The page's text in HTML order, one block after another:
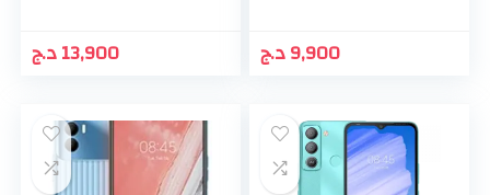
13,900د.ج 9,900د.ج